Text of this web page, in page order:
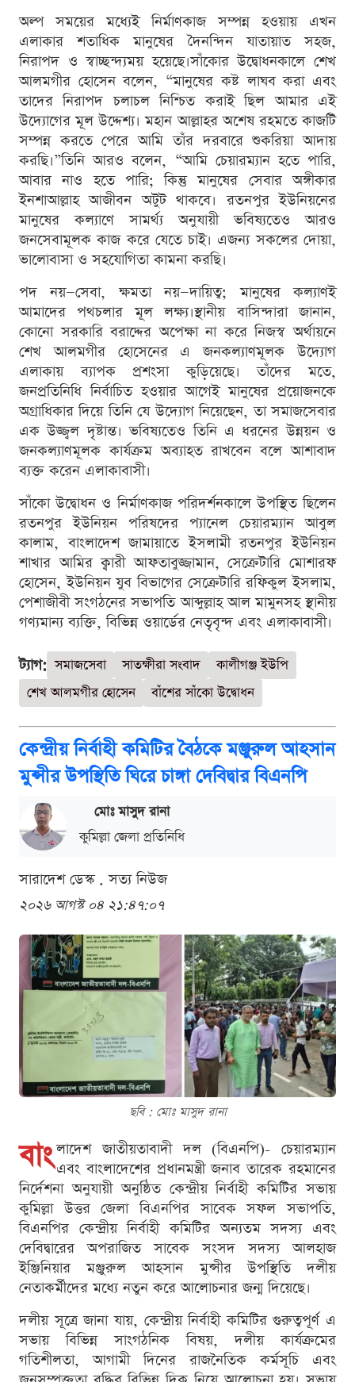
অল্প সময়ের মধ্যেই নির্মাণকাজ সম্পন্ন হওয়ায় এখন
এলাকার শতাধিক মানুষের দৈনন্দিন যাতায়াত সহজ,
নিরাপদ ও স্বাচ্ছন্দ্যময় হয়েছে।সাঁকোর উদ্বোধনকালে শেখ
আলমগীর হোসেন বলেন, “মানুষের কষ্ট লাঘব করা এবং
তাদের নিরাপদ চলাচল নিশ্চিত করাই ছিল আমার এই
উদ্যোগের মূল উদ্দেশ্য। মহান আল্লাহর অশেষ রহমতে কাজটি
সম্পন্ন করতে পেরে আমি তাঁর দরবারে শুকরিয়া আদায়
করছি।”তিনি আরও বলেন, “আমি চেয়ারম্যান হতে পারি,
আবার নাও হতে পারি; কিন্তু মানুষের সেবার অঙ্গীকার
ইনশাআল্লাহ আজীবন অটুট থাকবে। রতনপুর ইউনিয়নের
মানুষের কল্যাণে সামর্থ্য অনুযায়ী ভবিষ্যতেও আরও
জনসেবামূলক কাজ করে যেতে চাই। এজন্য সকলের দোয়া,
ভালোবাসা ও সহযোগিতা কামনা করছি।
পদ নয়—সেবা, ক্ষমতা নয়—দায়িত্ব; মানুষের কল্যাণই
আমাদের পথচলার মূল লক্ষ্য।স্থানীয় বাসিন্দারা জানান,
কোনো সরকারি বরাদ্দের অপেক্ষা না করে নিজস্ব অর্থায়নে
শেখ আলমগীর হোসেনের এ জনকল্যাণমূলক উদ্যোগ
এলাকায় ব্যাপক প্রশংসা কুড়িয়েছে। তাঁদের মতে,
জনপ্রতিনিধি নির্বাচিত হওয়ার আগেই মানুষের প্রয়োজনকে
অগ্রাধিকার দিয়ে তিনি যে উদ্যোগ নিয়েছেন, তা সমাজসেবার
এক উজ্জ্বল দৃষ্টান্ত। ভবিষ্যতেও তিনি এ ধরনের উন্নয়ন ও
জনকল্যাণমূলক কার্যক্রম অব্যাহত রাখবেন বলে আশাবাদ
ব্যক্ত করেন এলাকাবাসী।
সাঁকো উদ্বোধন ও নির্মাণকাজ পরিদর্শনকালে উপস্থিত ছিলেন
রতনপুর ইউনিয়ন পরিষদের প্যানেল চেয়ারম্যান আবুল
কালাম, বাংলাদেশ জামায়াতে ইসলামী রতনপুর ইউনিয়ন
শাখার আমির ক্বারী আফতাবুজ্জামান, সেক্রেটারি মোশারফ
হোসেন, ইউনিয়ন যুব বিভাগের সেক্রেটারি রফিকুল ইসলাম,
পেশাজীবী সংগঠনের সভাপতি আব্দুল্লাহ আল মামুনসহ স্থানীয়
গণ্যমান্য ব্যক্তি, বিভিন্ন ওয়ার্ডের নেতৃবৃন্দ এবং এলাকাবাসী।
ট্যাগ: সমাজসেবা সাতক্ষীরা সংবাদ
কালীগঞ্জ ইউপি
শেখ আলমগীর হোসেন
বাঁশের সাঁকো উদ্বোধন
কেন্দ্রীয় নির্বাহী কমিটির বৈঠকে মঞ্জুরুল আহসান
মুন্সীর উপস্থিতি ঘিরে চাঙ্গা দেবিদ্বার বিএনপি
মোঃ মাসুদ রানা
কুমিল্লা জেলা প্রতিনিধি
সারাদেশ ডেস্ক . সত্য নিউজ
২০২৬ আগস্ট ০৪ ২১:৪৭:০৭
ছবি : মোঃ মাসুদ রানা
বাং লাদেশ জাতীয়তাবাদী দল (বিএনপি)- চেয়ারম্যান
এবং বাংলাদেশের প্রধানমন্ত্রী জনাব তারেক রহমানের
নির্দেশনা অনুযায়ী অনুষ্ঠিত কেন্দ্রীয় নির্বাহী কমিটির সভায়
কুমিল্লা উত্তর জেলা বিএনপির সাবেক সফল সভাপতি,
বিএনপির কেন্দ্রীয় নির্বাহী কমিটির অন্যতম সদস্য এবং
দেবিদ্বারের অপরাজিত সাবেক সংসদ সদস্য আলহাজ
ইঞ্জিনিয়ার মঞ্জুরুল আহসান মুন্সীর উপস্থিতি দলীয়
নেতাকর্মীদের মধ্যে নতুন করে আলোচনার জন্ম দিয়েছে।
দলীয় সূত্রে জানা যায়, কেন্দ্রীয় নির্বাহী কমিটির গুরুত্বপূর্ণ এ
সভায় বিভিন্ন সাংগঠনিক বিষয়, দলীয় কার্যক্রমের
গতিশীলতা, আগামী দিনের রাজনৈতিক কর্মসূচি এবং